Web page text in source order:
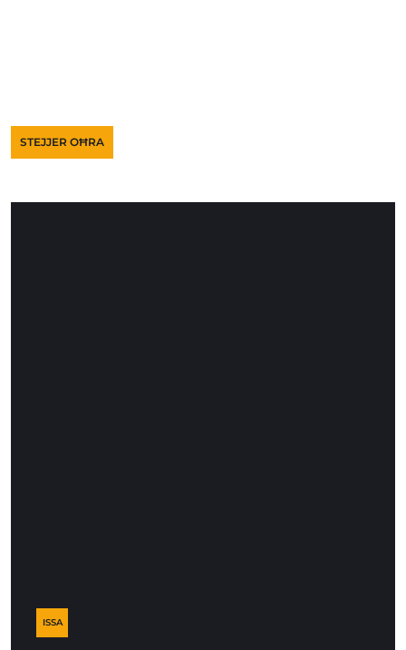
STEJJER OĦRA
ISSA